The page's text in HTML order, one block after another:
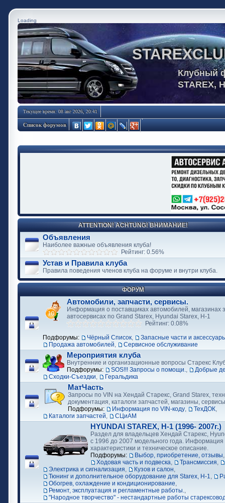
Loading
Клубный
STAREX,
Текущее время: 08 авг 2026, 20:41
Список форумов
ATTENTION! ACHTUNG! ВНИМАНИЕ!
Объявления
Наиболее важные объявления клуба!
Рейтинг: 0.56%
Устав и Правила клуба
Правила поведения членов клуба на форуме и внутри клуба.
ФОРУМ
Автомобили, запчасти, сервисы.
Информация о поставщиках автомобилей, магазинах
автосервисах по Grand Starex, Hyundai Starex, H-1
Рейтинг: 0.08%
Подфорумы:
Чёрный Список,
Запасные части и
Продажа автомобилей, Сервисное обслуживание
Мероприятия клуба
Внутренние и организационные вопросы Старекс
Подфорумы:
SOS!!! Запросы о помощи.,
Добрые
Сходки-Съездки, Геральдика
МатЧасть
Запросы по VIN на Хендай Старекс, Grand Starex,
документация, каталоги запчастей, магазины, сервисы
Подфорумы:
Информация по VIN-коду, ТехДОК,
Каталоги запчастей, СЦиАМ
HYUNDAI STAREX, H-1 (1996- 2007г.)
Раздел для владельцев Хендай Старекс,
с 1996 до 2007 модельного года. Информация
характеристики и техническое описание.
Подфорумы:
Выбор, приобретение, отзывы
Ходовая часть и подвеска, Трансмиссия,
Электрика и сигнализация, Кузов и салон,
Тюнинг и дополнительное оборудование для Starex, H-1,
Обогрев, охлаждение и кондиционирование,
Ремонт, эксплуатация и регламентные работы.,
"Народное творчество" - нестандартные работы